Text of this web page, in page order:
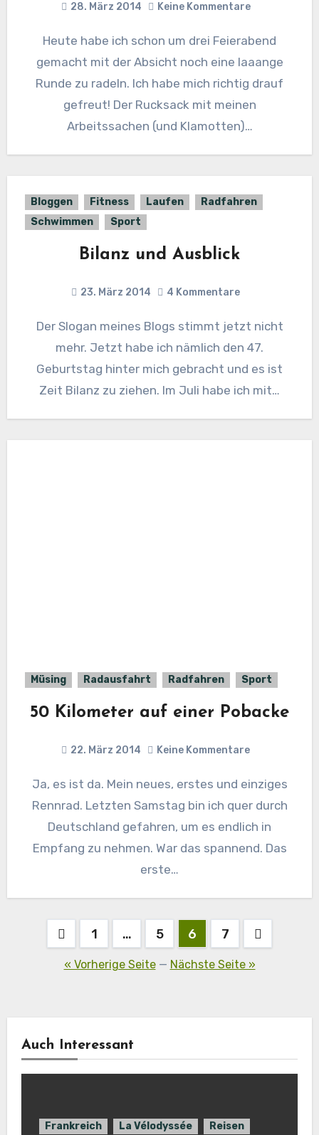
28. März 2014 Keine Kommentare
Heute habe ich schon um drei Feierabend
gemacht mit der Absicht noch eine laaange
Runde zu radeln. Ich habe mich richtig drauf
gefreut! Der Rucksack mit meinen
Arbeitssachen (und Klamotten)…
Bloggen Fitness Laufen
Radfahren
Schwimmen
Sport
Bilanz und Ausblick
23. März 2014 4 Kommentare
Der Slogan meines Blogs stimmt jetzt nicht
mehr. Jetzt habe ich nämlich den 47.
Geburtstag hinter mich gebracht und es ist
Zeit Bilanz zu ziehen. Im Juli habe ich mit…
Müsing Radausfahrt Radfahren Sport
50 Kilometer auf einer Pobacke
22. März 2014 Keine Kommentare
Ja, es ist da. Mein neues, erstes und einziges
Rennrad. Letzten Samstag bin ich quer durch
Deutschland gefahren, um es endlich in
Empfang zu nehmen. War das spannend. Das
erste…
Seitennummerierung
1 … 5 6 7
« Vorherige Seite— Nächste Seite »
Auch Interessant
Frankreich La Vélodyssée
Reisen